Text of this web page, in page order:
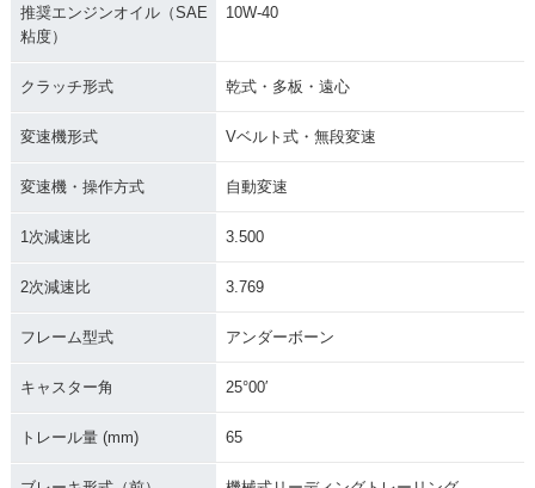
推奨エンジンオイル（SAE
粘度）
10W-40
クラッチ形式 乾式・多板・遠心
変速機形式 Vベルト式・無段変速
変速機・操作方式 自動変速
1次減速比 3.500
2次減速比 3.769
フレーム型式 アンダーボーン
キャスター角 25°00′
トレール量 (mm) 65